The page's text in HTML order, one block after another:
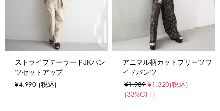
ストライプテーラードJKパン
ツセットアップ
¥4,990 (税込)
アニマル柄カットプリーツワ
イドパンツ
¥1,989 ¥1,320(税込)
(33%OFF)